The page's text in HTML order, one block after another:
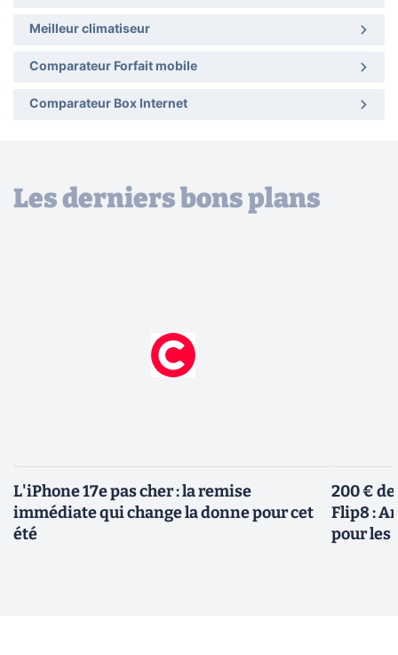
Meilleur climatiseur
Comparateur Forfait mobile
Comparateur Box Internet
Les derniers bons plans
L'iPhone 17e pas cher : la remise
immédiate qui change la donne pour cet
été
200 €
Flip8 :
pour les